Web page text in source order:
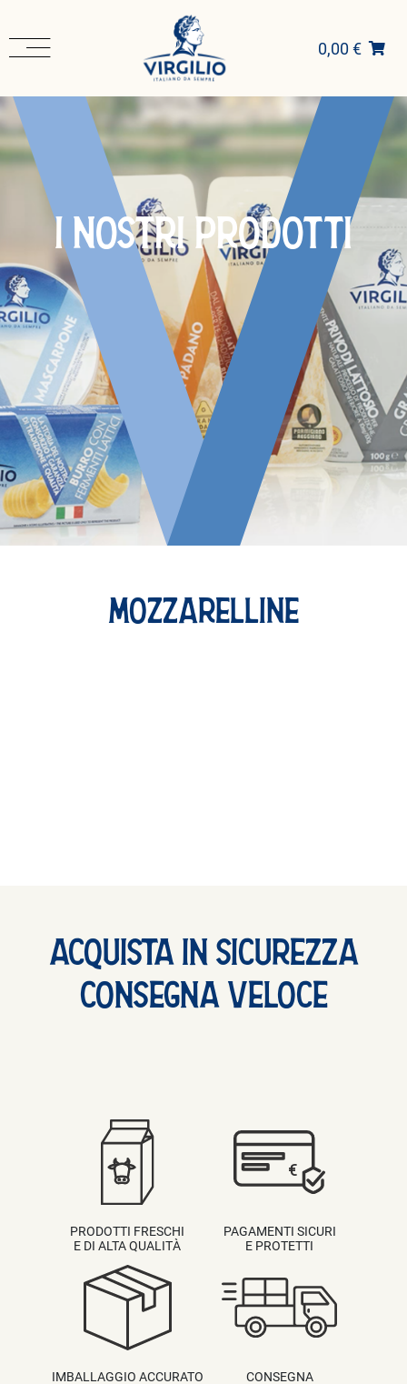
0,00 €
I NOSTRI PRODOTTI
MOZZARELLINE
Acquista In Sicurezza
Consegna Veloce
PRODOTTI FRESCHI
E DI ALTA QUALITÀ
PAGAMENTI SICURI
E PROTETTI
IMBALLAGGIO ACCURATO
CONSEGNA